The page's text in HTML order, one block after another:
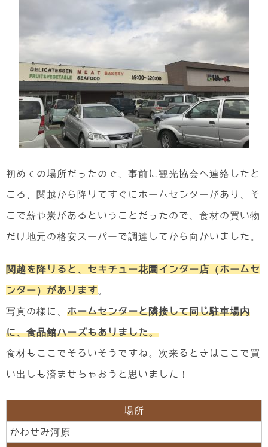
初めての場所だったので、事前に観光協会へ連絡したと
ころ、関越から降りてすぐにホームセンターがあり、そ
こで薪や炭があるということだったので、食材の買い物
だけ地元の格安スーパーで調達してから向かいました。
関越を降りると、セキチュー花園インター店（ホームセ
ンター）があります
写真の様に、 ホームセンターと隣接して同じ駐車場内
に、食品館ハーズもありました。
食材もここでそろいそうですね。次来るときはここで買
い出しも済ませちゃおうと思いました！
場所
かわせみ河原